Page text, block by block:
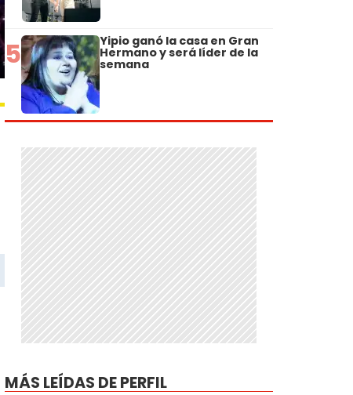
5 Yipio ganó la casa en Gran
Hermano y será líder de la
semana
MÁS LEÍDAS DE PERFIL